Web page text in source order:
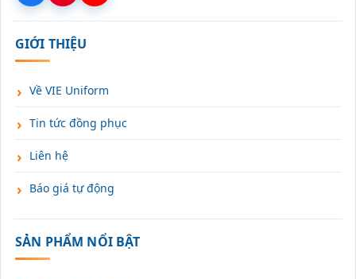
GIỚI THIỆU
Về VIE Uniform
Tin tức đồng phục
Liên hệ
Báo giá tự động
SẢN PHẨM NỔI BẬT